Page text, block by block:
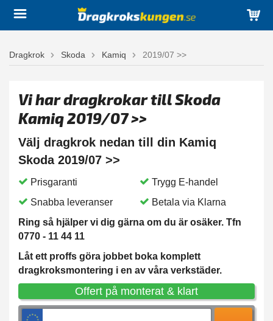
Dragkrok Skoda Kamiq 2019/07 >>
Vi har dragkrokar till Skoda
Kamiq 2019/07 >>
Välj dragkrok nedan till din Kamiq
Skoda 2019/07 >>
Prisgaranti
Trygg E-handel
Snabba leveranser
Betala via Klarna
Ring så hjälper vi dig gärna om du är osäker. Tfn
0770 - 11 44 11
Låt ett proffs göra jobbet boka komplett
dragkroksmontering i en av våra verkstäder.
Offert på monterat & klart